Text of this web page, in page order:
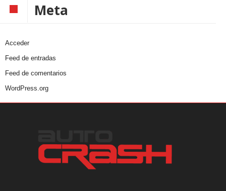
Meta
Acceder
Feed de entradas
Feed de comentarios
WordPress.org